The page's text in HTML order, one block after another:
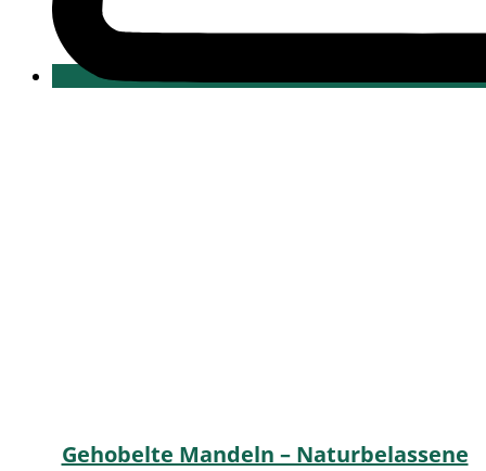
Gehobelte Mandeln – Naturbelassene